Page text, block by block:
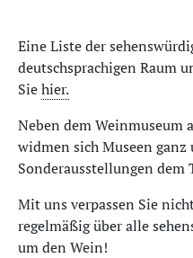
Eine Liste der
deutschsprachigen Raum
Siehier.
Neben dem Weinmuseum
widmen sich Museen
Sonderausstellungen dem
Mit uns verpassen Sie
regelmäßig über alle
um den Wein!